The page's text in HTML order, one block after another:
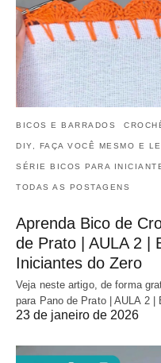
BICOS E BARRADOS
DIY, FAÇA VOCÊ MESMO E
SÉRIE BICOS PARA
TODAS AS POSTAGENS
Aprenda Bico de
de Prato | AULA 2 |
Iniciantes do Zero
Veja neste artigo, de forma
para Pano de Prato | AULA 2
23 de janeiro de 2026